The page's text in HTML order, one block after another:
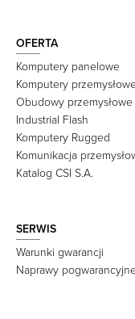
OFERTA
Komputery panelowe
Komputery
Obudowy przemysłowe
Industrial Flash
Komputery Rugged
Komunikacja
Katalog CSI S.A.
SERWIS
Warunki gwarancji
Naprawy